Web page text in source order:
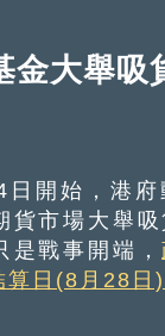
金大舉吸
始，港府
貨市場大舉
是戰事開端，
算日(8月28日)